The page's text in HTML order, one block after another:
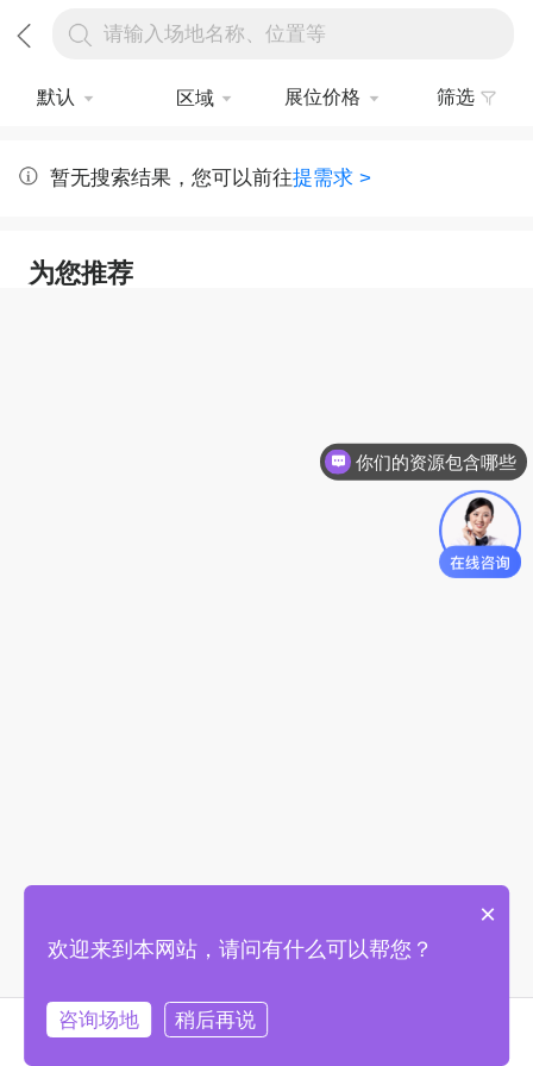
请输入场地名称、位置等
默认 区域 展位价格 筛选
暂无搜索结果，您可以前往提需求 >
为您推荐
你们的资源包含哪些
×
欢迎来到本网站，请问有什么可以帮您？
咨询场地 稍后再说